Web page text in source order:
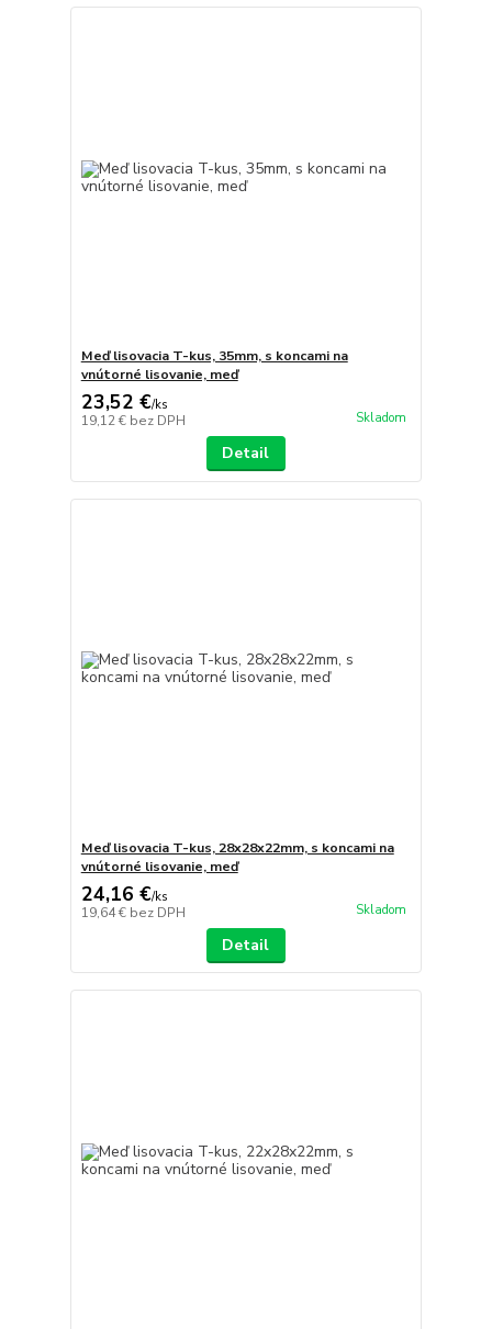
Meď lisovacia T-kus, 35mm, s koncami na
vnútorné lisovanie, meď
23,52 €/ks
19,12 € bez DPH Skladom
Detail
Meď lisovacia T-kus, 28x28x22mm, s koncami na
vnútorné lisovanie, meď
24,16 €/ks
19,64 € bez DPH Skladom
Detail